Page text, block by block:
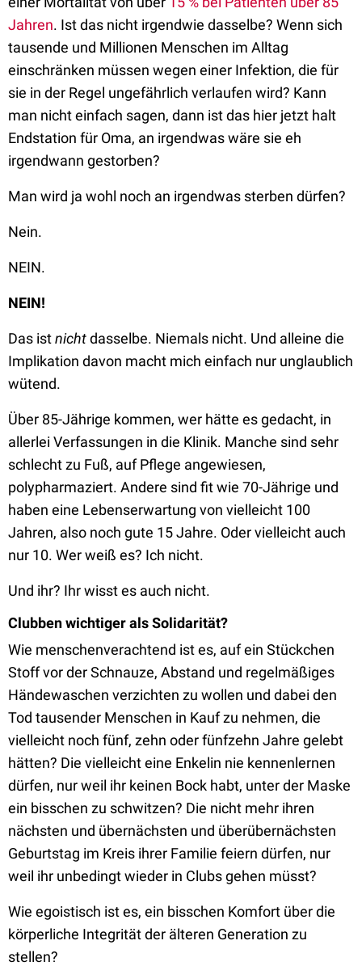
Jahren. Ist das nicht irgendwie dasselbe? Wenn sich
tausende und Millionen Menschen im Alltag
einschränken müssen wegen einer Infektion, die für
sie in der Regel ungefährlich verlaufen wird? Kann
man nicht einfach sagen, dann ist das hier jetzt halt
Endstation für Oma, an irgendwas wäre sie eh
irgendwann gestorben?
Man wird ja wohl noch an irgendwas sterben dürfen?
Nein.
NEIN.
NEIN!
Das istnichtdasselbe. Niemals nicht. Und alleine die
Implikation davon macht mich einfach nur unglaublich
wütend.
Über 85-Jährige kommen, wer hätte es gedacht, in
allerlei Verfassungen in die Klinik. Manche sind sehr
schlecht zu Fuß, auf Pflege angewiesen,
polypharmaziert. Andere sind fit wie 70-Jährige und
haben eine Lebenserwartung von vielleicht 100
Jahren, also noch gute 15 Jahre. Oder vielleicht auch
nur 10. Wer weiß es? Ich nicht.
Und ihr? Ihr wisst es auch nicht.
Clubben wichtiger als Solidarität?
Wie menschenverachtend ist es, auf ein Stückchen
Stoff vor der Schnauze, Abstand und regelmäßiges
Händewaschen verzichten zu wollen und dabei den
Tod tausender Menschen in Kauf zu nehmen, die
vielleicht noch fünf, zehn oder fünfzehn Jahre gelebt
hätten? Die vielleicht eine Enkelin nie kennenlernen
dürfen, nur weil ihr keinen Bock habt, unter der Maske
ein bisschen zu schwitzen? Die nicht mehr ihren
nächsten und übernächsten und überübernächsten
Geburtstag im Kreis ihrer Familie feiern dürfen, nur
weil ihr unbedingt wieder in Clubs gehen müsst?
Wie egoistisch ist es, ein bisschen Komfort über die
körperliche Integrität der älteren Generation zu
stellen?